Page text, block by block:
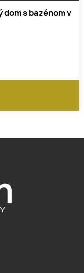
dom s bazénom v